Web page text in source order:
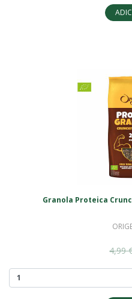
Granola Proteica
4,99